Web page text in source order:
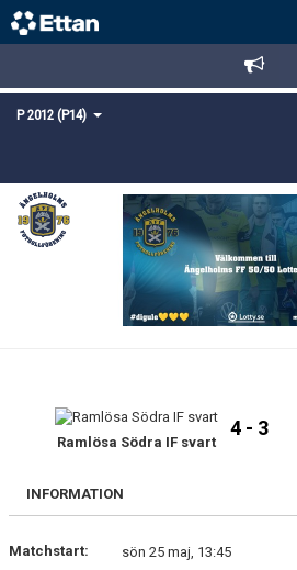
P 2012 (P14)
HEM
TRUPPEN
Ramlösa Södra IF svart
4 - 3
INFORMATION
Matchstart:
sön 25 maj, 13:45